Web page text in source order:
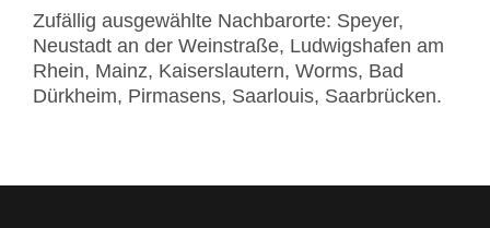
Zufällig ausgewählte Nachbarorte: Speyer,
Neustadt an der Weinstraße, Ludwigshafen am
Rhein, Mainz, Kaiserslautern, Worms, Bad
Dürkheim, Pirmasens, Saarlouis, Saarbrücken.